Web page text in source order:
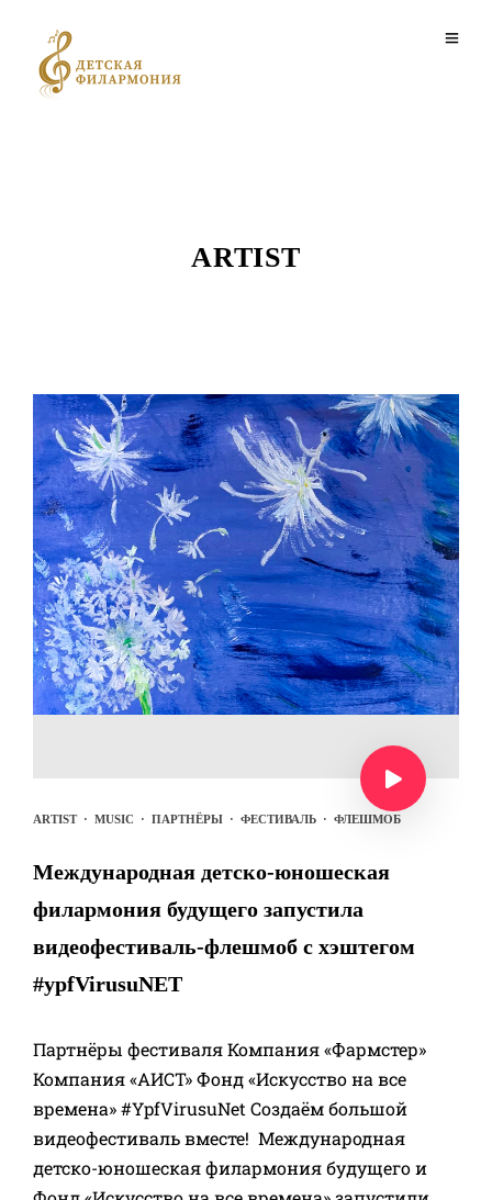
ARTIST
ARTIST· MUSIC · ПАРТНЁРЫ · ФЕСТИВАЛЬ · ФЛЕШМОБ
Международная детско-юношеская
филармония будущего запустила
видеофестиваль-флешмоб с хэштегом
#ypfVirusuNET
Партнёры фестиваля Компания «Фармстер»
Компания «АИСТ» Фонд «Искусство на все
времена» #YpfVirusuNet Создаём большой
видеофестиваль вместе! Международная
детско-юношеская филармония будущего и